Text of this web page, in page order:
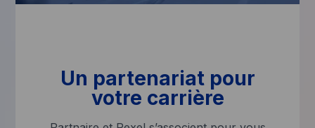
Un partenariat pour
votre carrière